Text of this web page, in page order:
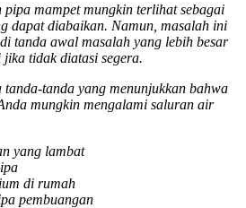
pipa mampet mungkin terlihat sebagai
dapat diabaikan. Namun, masalah ini
tanda awal masalah yang lebih besar
tidak diatasi segera.
tanda yang menunjukkan bahwa
mungkin mengalami saluran air
yang lambat
di rumah
pembuangan